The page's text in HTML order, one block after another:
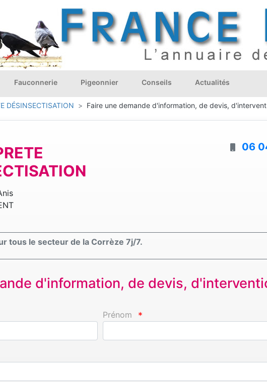
Fauconnerie Pigeonnier Conseils Actualités
DÉSINSECTISATION Faire une demande d'information, de devis,
06
tous le secteur de la Corrèze 7j/7.
d'information, de devis,
Prénom *